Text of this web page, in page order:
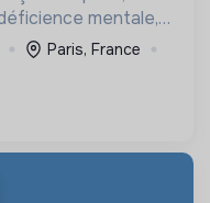
mentale,
Paris, France